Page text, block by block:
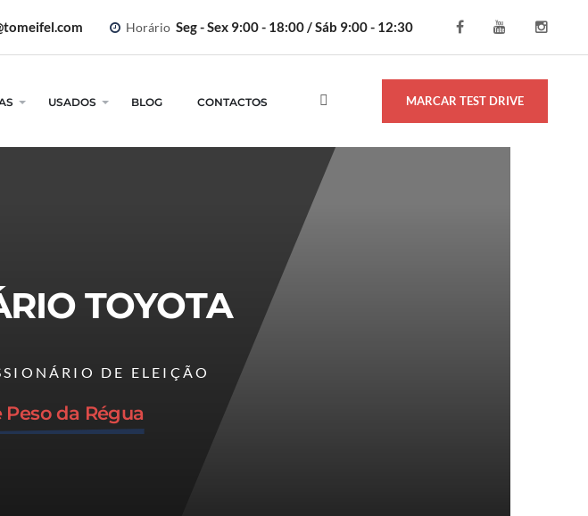
Horário Seg - Sex 9:00 - 18:00 / Sáb 9:00 - 12:30
USADOS BLOG CONTACTOS MARCAR TEST DRIVE
TOYOTA
DE ELEIÇÃO
Peso da Régua